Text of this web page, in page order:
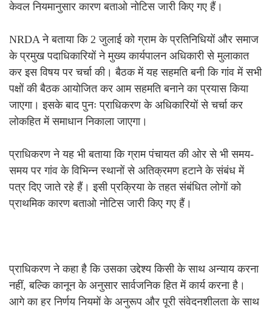
केवल नियमानुसार कारण बताओ नोटिस जारी किए गए हैं।
NRDA ने बताया कि 2 जुलाई को ग्राम के प्रतिनिधियों और समाज
के प्रमुख पदाधिकारियों ने मुख्य कार्यपालन अधिकारी से मुलाकात
कर इस विषय पर चर्चा की। बैठक में यह सहमति बनी कि गांव में सभी
पक्षों की बैठक आयोजित कर आम सहमति बनाने का प्रयास किया
जाएगा। इसके बाद पुनः प्राधिकरण के अधिकारियों से चर्चा कर
लोकहित में समाधान निकाला जाएगा।
प्राधिकरण ने यह भी बताया कि ग्राम पंचायत की ओर से भी समय-
समय पर गांव के विभिन्न स्थानों से अतिक्रमण हटाने के संबंध में
पत्र दिए जाते रहे हैं। इसी प्रक्रिया के तहत संबंधित लोगों को
प्राथमिक कारण बताओ नोटिस जारी किए गए हैं।
प्राधिकरण ने कहा है कि उसका उद्देश्य किसी के साथ अन्याय करना
नहीं, बल्कि कानून के अनुसार सार्वजनिक हित में कार्य करना है।
आगे का हर निर्णय नियमों के अनुरूप और पूरी संवेदनशीलता के साथ